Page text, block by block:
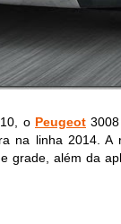
o Peugeot
na linha 2014. A
grade, além da